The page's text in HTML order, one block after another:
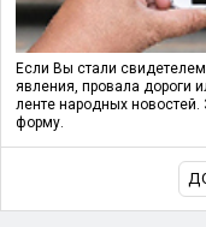
Если Вы стали
явления, провала дороги
ленте народных
форму.